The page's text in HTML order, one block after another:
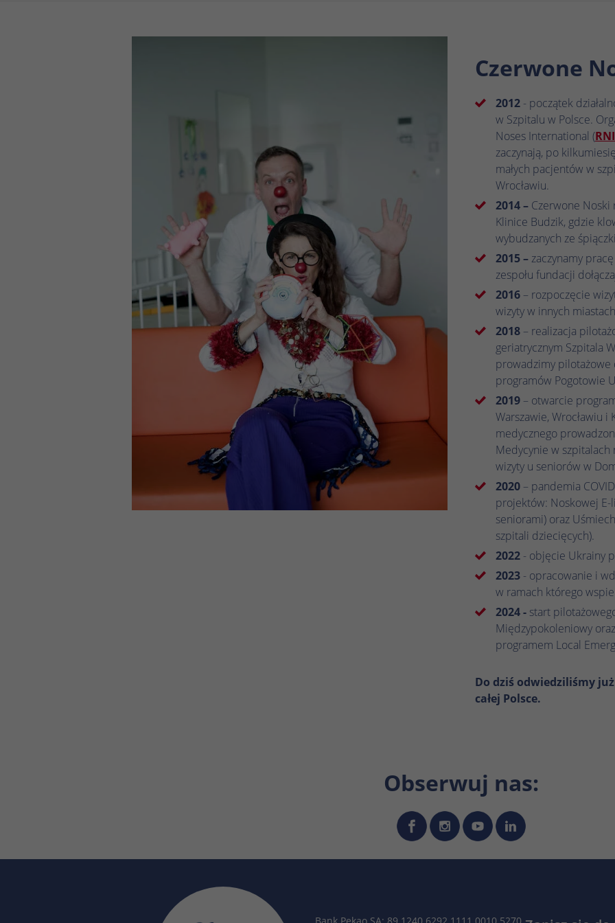
Czerwone
2012 - początek
w Szpitalu w Polsce.
Noses International (RNI
zaczynają, po
małych pacjentów w
Wrocławiu.
2014 – Czerwone Noski
Klinice Budzik, gdzie
wybudzanych ze
2015 – zaczynamy
zespołu fundacji
2016 – rozpoczęcie
wizyty w innych
2018 – realizacja
geriatrycznym Szpitala
prowadzimy pilotażowe
programów Pogotowie
2019 – otwarcie
Warszawie, Wrocławiu
medycznego
Medycynie w szpitalach
wizyty u seniorów w
2020 – pandemia
projektów: Noskowej
seniorami) oraz
szpitali dziecięcych).
2022 - objęcie Ukrainy
2023 - opracowanie i
w ramach którego
2024 - start
Międzypokoleniowy
programem Local
Do dziś odwiedziliśmy
całej Polsce.
Obserwuj nas: